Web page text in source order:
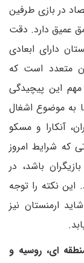
در بازی طرفین
عمیق دارد. دقت
دارای ابعادی
متعدد است که
این پیچیدگی
به موضوع اشغال
آنکارا و مسکو
که شرایط امروز
باشد، در
این نکته را توجه
ارمنستان نیز
ای، روسیه و